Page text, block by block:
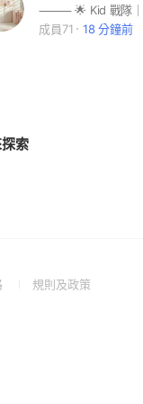
成員71
18 分鐘前
索
(Open規則及政策(Open